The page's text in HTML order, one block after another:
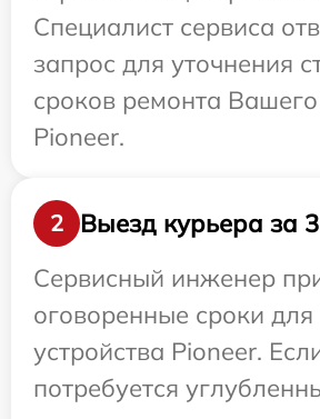
Специалист сервиса
запрос для уточнения
сроков ремонта Вашего
Pioneer.
2
Выезд курьера за
Сервисный инженер
оговоренные сроки
устройства Pioneer.
потребуется